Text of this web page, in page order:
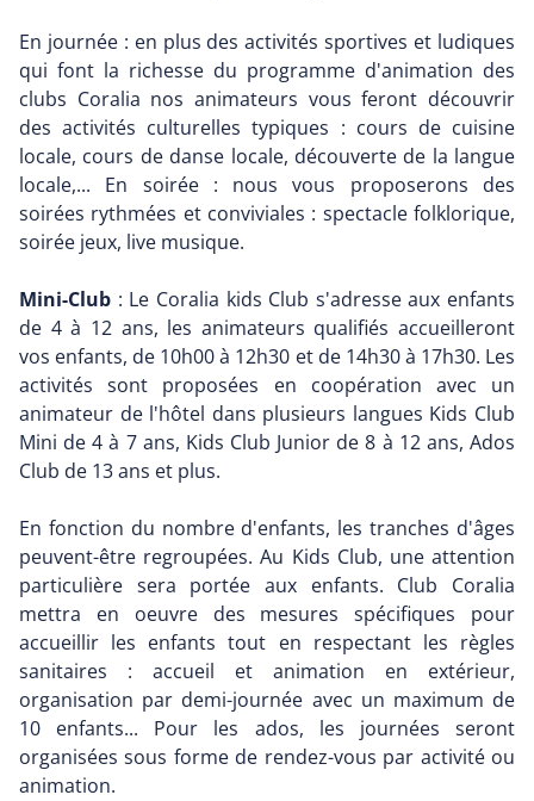
En journée : en plus des activités sportives et ludiques
qui font la richesse du programme d'animation des
clubs Coralia nos animateurs vous feront découvrir
des activités culturelles typiques : cours de cuisine
locale, cours de danse locale, découverte de la langue
locale,... En soirée : nous vous proposerons des
soirées rythmées et conviviales : spectacle folklorique,
soirée jeux, live musique.
Mini-Club : Le Coralia kids Club s'adresse aux enfants
de 4 à 12 ans, les animateurs qualifiés accueilleront
vos enfants, de 10h00 à 12h30 et de 14h30 à 17h30. Les
activités sont proposées en coopération avec un
animateur de l'hôtel dans plusieurs langues Kids Club
Mini de 4 à 7 ans, Kids Club Junior de 8 à 12 ans, Ados
Club de 13 ans et plus.
En fonction du nombre d'enfants, les tranches d'âges
peuvent-être regroupées. Au Kids Club, une attention
particulière sera portée aux enfants. Club Coralia
mettra en oeuvre des mesures spécifiques pour
accueillir les enfants tout en respectant les règles
sanitaires : accueil et animation en extérieur,
organisation par demi-journée avec un maximum de
10 enfants... Pour les ados, les journées seront
organisées sous forme de rendez-vous par activité ou
animation.